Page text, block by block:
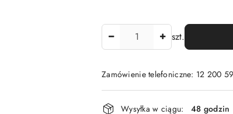
szt.
Zamówienie telefoniczne: 12 200
Dostępność
Wysyłka w ciągu: 48 godzin